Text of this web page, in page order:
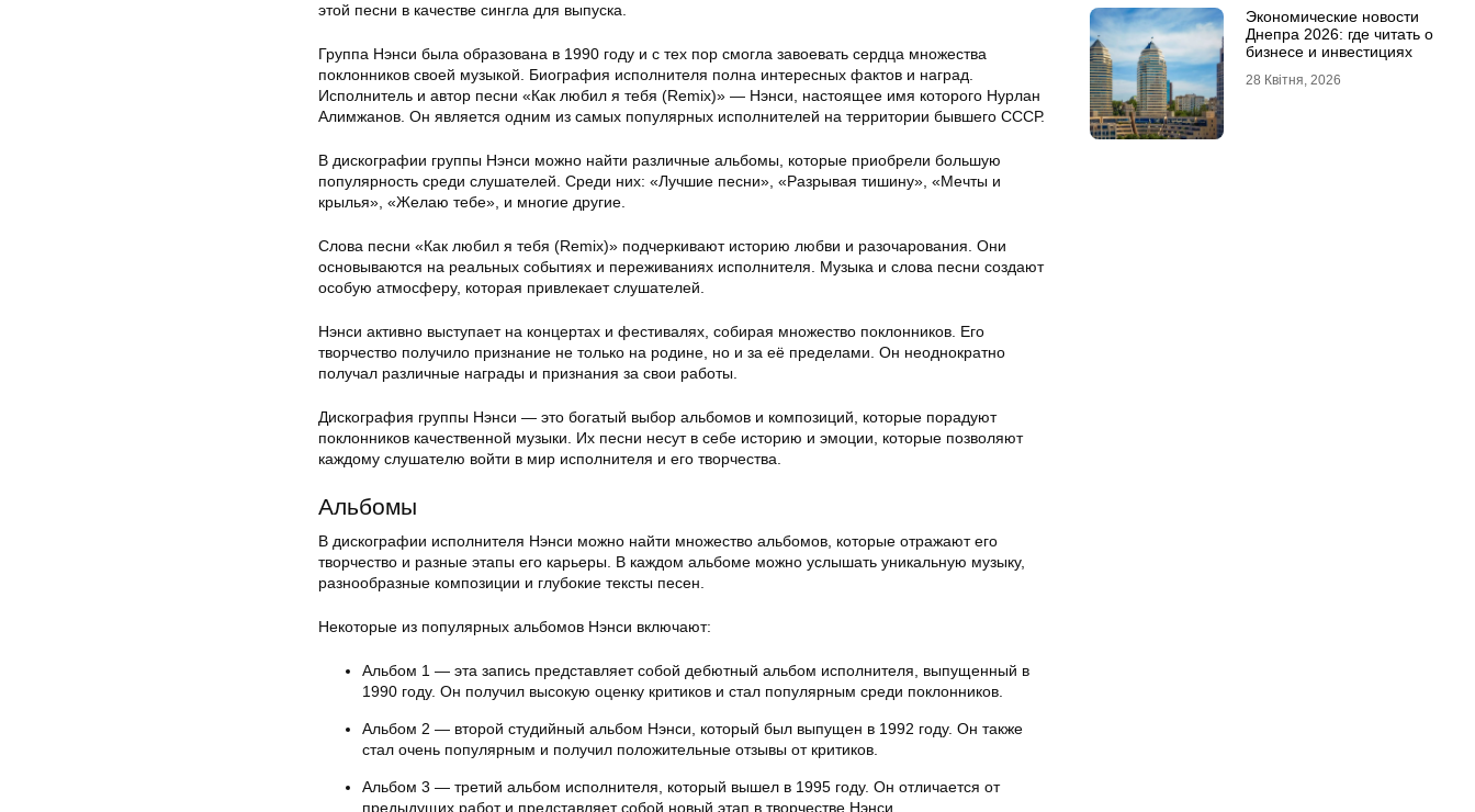
этой песни в качестве сингла для выпуска.
Группа Нэнси была образована в 1990 году и с тех пор смогла завоевать сердца множества
поклонников своей музыкой. Биография исполнителя полна интересных фактов и наград.
Исполнитель и автор песни «Как любил я тебя (Remix)» — Нэнси, настоящее имя которого Нурлан
Алимжанов. Он является одним из самых популярных исполнителей на территории бывшего СССР.
В дискографии группы Нэнси можно найти различные альбомы, которые приобрели большую
популярность среди слушателей. Среди них: «Лучшие песни», «Разрывая тишину», «Мечты и
крылья», «Желаю тебе», и многие другие.
Слова песни «Как любил я тебя (Remix)» подчеркивают историю любви и разочарования. Они
основываются на реальных событиях и переживаниях исполнителя. Музыка и слова песни создают
особую атмосферу, которая привлекает слушателей.
Нэнси активно выступает на концертах и фестивалях, собирая множество поклонников. Его
творчество получило признание не только на родине, но и за её пределами. Он неоднократно
получал различные награды и признания за свои работы.
Дискография группы Нэнси — это богатый выбор альбомов и композиций, которые порадуют
поклонников качественной музыки. Их песни несут в себе историю и эмоции, которые позволяют
каждому слушателю войти в мир исполнителя и его творчества.
Альбомы
В дискографии исполнителя Нэнси можно найти множество альбомов, которые отражают его
творчество и разные этапы его карьеры. В каждом альбоме можно услышать уникальную музыку,
разнообразные композиции и глубокие тексты песен.
Некоторые из популярных альбомов Нэнси включают:
Альбом 1 — эта запись представляет собой дебютный альбом исполнителя, выпущенный в
1990 году. Он получил высокую оценку критиков и стал популярным среди поклонников.
Альбом 2 — второй студийный альбом Нэнси, который был выпущен в 1992 году. Он также
стал очень популярным и получил положительные отзывы от критиков.
Альбом 3 — третий альбом исполнителя, который вышел в 1995 году. Он отличается от
предыдущих работ и представляет собой новый этап в творчестве Нэнси.
Экономические новости
Днепра 2026: где читать о
бизнесе и инвестициях
28 Квітня, 2026